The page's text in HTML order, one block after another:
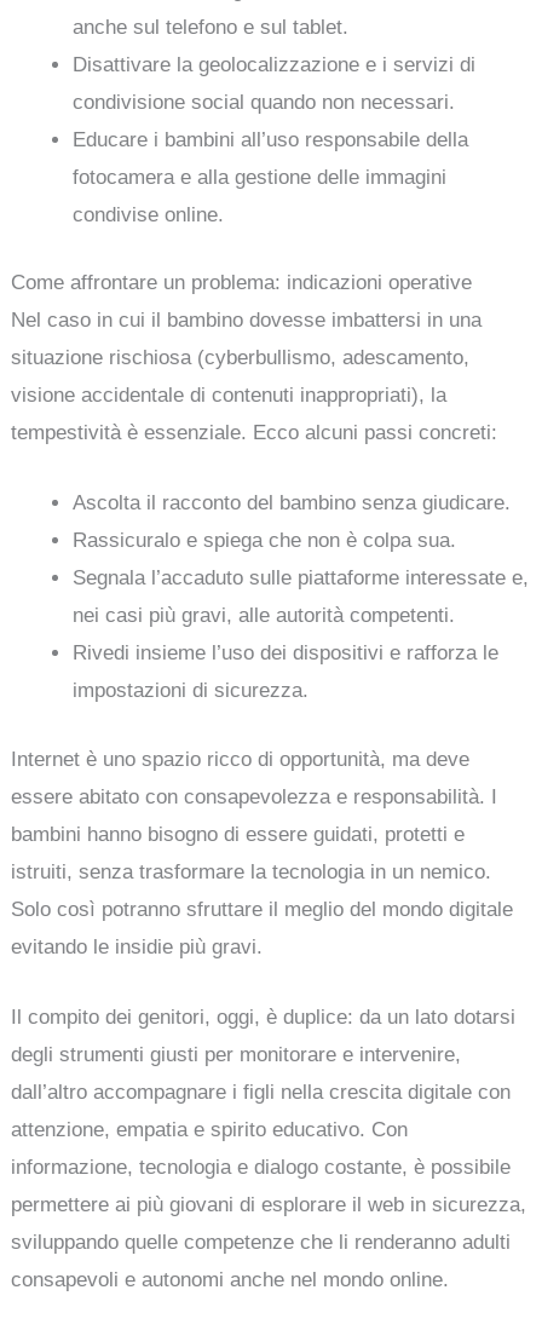
anche sul telefono e sul tablet.
Disattivare la geolocalizzazione e i servizi di
condivisione social quando non necessari.
Educare i bambini all’uso responsabile della
fotocamera e alla gestione delle immagini
condivise online.
Come affrontare un problema: indicazioni operative
Nel caso in cui il bambino dovesse imbattersi in una
situazione rischiosa (cyberbullismo, adescamento,
visione accidentale di contenuti inappropriati), la
tempestività è essenziale. Ecco alcuni passi concreti:
Ascolta il racconto del bambino senza giudicare.
Rassicuralo e spiega che non è colpa sua.
Segnala l’accaduto sulle piattaforme interessate e,
nei casi più gravi, alle autorità competenti.
Rivedi insieme l’uso dei dispositivi e rafforza le
impostazioni di sicurezza.
Internet è uno spazio ricco di opportunità, ma deve
essere abitato con consapevolezza e responsabilità. I
bambini hanno bisogno di essere guidati, protetti e
istruiti, senza trasformare la tecnologia in un nemico.
Solo così potranno sfruttare il meglio del mondo digitale
evitando le insidie più gravi.
Il compito dei genitori, oggi, è duplice: da un lato dotarsi
degli strumenti giusti per monitorare e intervenire,
dall’altro accompagnare i figli nella crescita digitale con
attenzione, empatia e spirito educativo. Con
informazione, tecnologia e dialogo costante, è possibile
permettere ai più giovani di esplorare il web in sicurezza,
sviluppando quelle competenze che li renderanno adulti
consapevoli e autonomi anche nel mondo online.